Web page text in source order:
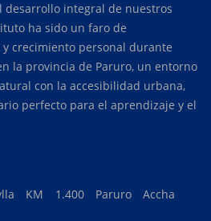
desarrollo integral de nuestros
ha sido un faro de
crecimiento personal durante
la provincia de Paruro, un entorno
con la accesibilidad urbana,
perfecto para el aprendizaje y el
KM 1.400 Paruro Accha